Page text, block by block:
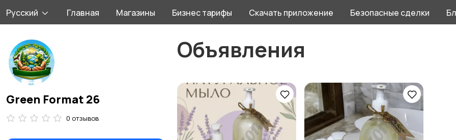
Русский Главная Магазины Бизнес тарифы Скачать приложение Безопасные сделки
Green Format 26
0 отзывов
Объявления